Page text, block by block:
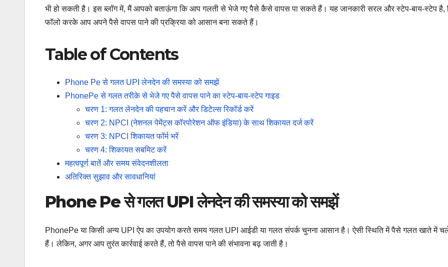
भी हो सकती है। इस ब्लॉग में, मैं आपको बताऊंगा कि आप गलती से भेजे गए पैसे कैसे वापस पा सकते हैं। यह जानकारी सरल और स्टेप-बाय-स्टेप है,
फॉलो करके आप अपने पैसे वापस पाने की प्रक्रिया को आसान बना सकते हैं।
Table of Contents
Phone Pe से गलत UPI लेनदेन की समस्या को समझें
PhonePe से गलत तरीके से भेजे गए पैसे वापस पाने का स्टेप-बाय-स्टेप गाइड
चरण 1: गलत लेनदेन की पहचान करें और डिटेल्स रिकॉर्ड करें
चरण 2: NPCI (नेशनल पेमेंट्स कॉरपोरेशन ऑफ इंडिया) के साथ शिकायत दर्ज करें
चरण 3: NPCI शिकायत फॉर्म भरें
चरण 4: शिकायत सबमिट करें
महत्वपूर्ण बातें और समय संवेदनशीलता
अतिरिक्त सुझाव और सावधानियां
Phone Pe से गलत UPI लेनदेन की समस्या को समझें
PhonePe या किसी अन्य UPI ऐप का उपयोग करते समय गलत UPI आईडी या गलत संपर्क चुनना आसान है। ऐसी स्थिति में पैसे गलत खाते में
हैं। लेकिन, अगर आप तुरंत कार्रवाई करते हैं, तो पैसे वापस पाने की संभावना बढ़ जाती है।